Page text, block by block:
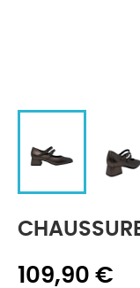
109,90 €